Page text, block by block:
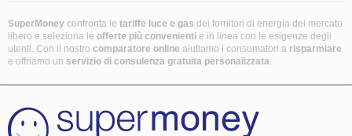
SuperMoney confronta le tariffe luce e gas dei fornitori di energia del mercato
libero e seleziona le offerte più convenienti e in linea con le esigenze degli
utenti. Con il nostro comparatore online aiutiamo i consumatori a risparmiare
e offriamo un servizio di consulenza gratuita personalizzata.